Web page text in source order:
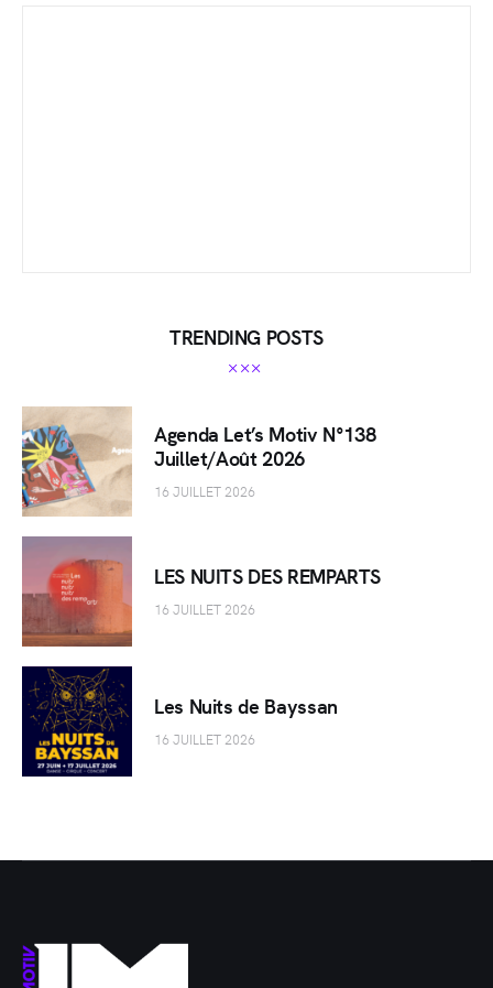
TRENDING POSTS
Agenda Let’s Motiv N°138
Juillet/Août 2026
16 JUILLET 2026
LES NUITS DES REMPARTS
16 JUILLET 2026
Les Nuits de Bayssan
16 JUILLET 2026